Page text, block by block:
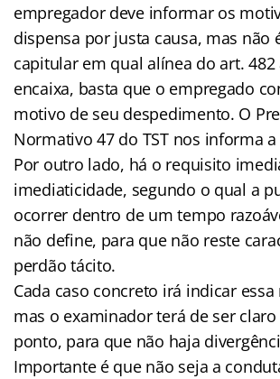
empregador deve informar os
dispensa por justa causa, mas não
capitular em qual alínea do art. 482
encaixa, basta que o empregado
motivo de seu despedimento. O
Normativo 47 do TST nos informa
Por outro lado, há o requisito
imediaticidade, segundo o qual a
ocorrer dentro de um tempo
não define, para que não reste
perdão tácito.
Cada caso concreto irá indicar
mas o examinador terá de ser
ponto, para que não haja
Importante é que não seja a